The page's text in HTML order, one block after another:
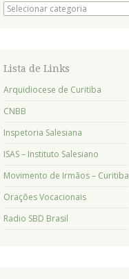
Publicações
relacionadas
Lista de Links
Arquidiocese de Curitiba
CNBB
Inspetoria Salesiana
ISAS – Instituto Salesiano
Movimento de Irmãos – Curitiba
Orações Vocacionais
Radio SBD Brasil